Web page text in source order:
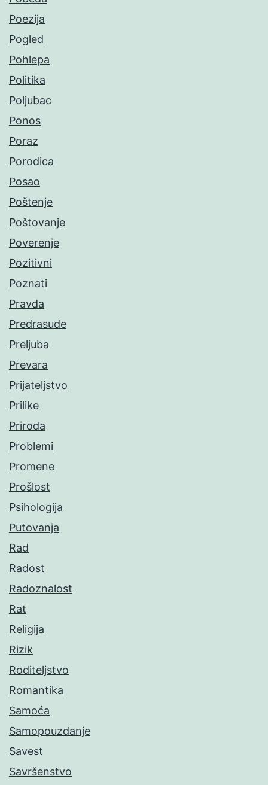
Poezija
Pogled
Pohlepa
Politika
Poljubac
Ponos
Poraz
Porodica
Posao
Poštenje
Poštovanje
Poverenje
Pozitivni
Poznati
Pravda
Predrasude
Preljuba
Prevara
Prijateljstvo
Prilike
Priroda
Problemi
Promene
Prošlost
Psihologija
Putovanja
Rad
Radost
Radoznalost
Rat
Religija
Rizik
Roditeljstvo
Romantika
Samoća
Samopouzdanje
Savest
Savršenstvo